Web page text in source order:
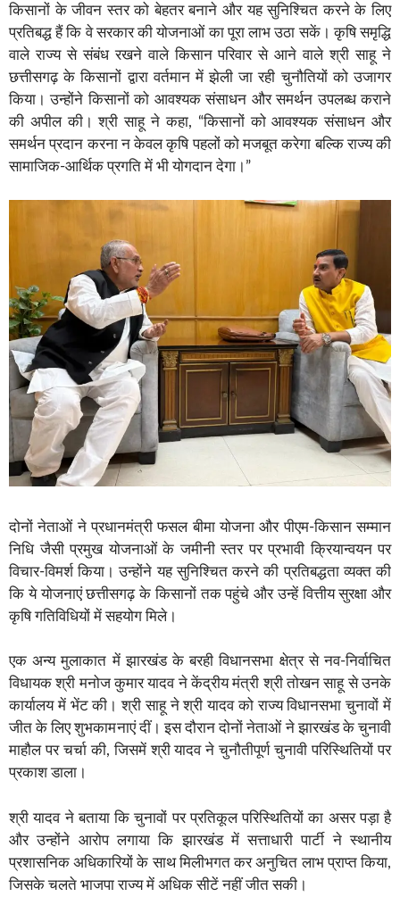
किसानों के जीवन स्तर को बेहतर बनाने और यह सुनिश्चित करने के लिए
प्रतिबद्ध हैं कि वे सरकार की योजनाओं का पूरा लाभ उठा सकें। कृषि समृद्धि
वाले राज्य से संबंध रखने वाले किसान परिवार से आने वाले श्री साहू ने
छत्तीसगढ़ के किसानों द्वारा वर्तमान में झेली जा रही चुनौतियों को उजागर
किया। उन्होंने किसानों को आवश्यक संसाधन और समर्थन उपलब्ध कराने
की अपील की। श्री साहू ने कहा, “किसानों को आवश्यक संसाधन और
समर्थन प्रदान करना न केवल कृषि पहलों को मजबूत करेगा बल्कि राज्य की
सामाजिक-आर्थिक प्रगति में भी योगदान देगा।”
दोनों नेताओं ने प्रधानमंत्री फसल बीमा योजना और पीएम-किसान सम्मान
निधि जैसी प्रमुख योजनाओं के जमीनी स्तर पर प्रभावी क्रियान्वयन पर
विचार-विमर्श किया। उन्होंने यह सुनिश्चित करने की प्रतिबद्धता व्यक्त की
कि ये योजनाएं छत्तीसगढ़ के किसानों तक पहुंचे और उन्हें वित्तीय सुरक्षा और
कृषि गतिविधियों में सहयोग मिले।
एक अन्य मुलाकात में झारखंड के बरही विधानसभा क्षेत्र से नव-निर्वाचित
विधायक श्री मनोज कुमार यादव ने केंद्रीय मंत्री श्री तोखन साहू से उनके
कार्यालय में भेंट की। श्री साहू ने श्री यादव को राज्य विधानसभा चुनावों में
जीत के लिए शुभकामनाएं दीं। इस दौरान दोनों नेताओं ने झारखंड के चुनावी
माहौल पर चर्चा की, जिसमें श्री यादव ने चुनौतीपूर्ण चुनावी परिस्थितियों पर
प्रकाश डाला।
श्री यादव ने बताया कि चुनावों पर प्रतिकूल परिस्थितियों का असर पड़ा है
और उन्होंने आरोप लगाया कि झारखंड में सत्ताधारी पार्टी ने स्थानीय
प्रशासनिक अधिकारियों के साथ मिलीभगत कर अनुचित लाभ प्राप्त किया,
जिसके चलते भाजपा राज्य में अधिक सीटें नहीं जीत सकी।